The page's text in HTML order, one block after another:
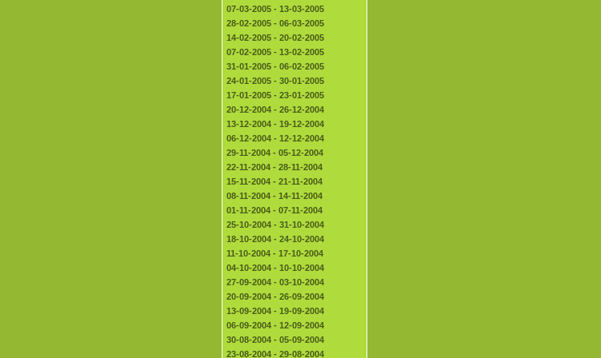
07-03-2005 - 13-03-2005
28-02-2005 - 06-03-2005
14-02-2005 - 20-02-2005
07-02-2005 - 13-02-2005
31-01-2005 - 06-02-2005
24-01-2005 - 30-01-2005
17-01-2005 - 23-01-2005
20-12-2004 - 26-12-2004
13-12-2004 - 19-12-2004
06-12-2004 - 12-12-2004
29-11-2004 - 05-12-2004
22-11-2004 - 28-11-2004
15-11-2004 - 21-11-2004
08-11-2004 - 14-11-2004
01-11-2004 - 07-11-2004
25-10-2004 - 31-10-2004
18-10-2004 - 24-10-2004
11-10-2004 - 17-10-2004
04-10-2004 - 10-10-2004
27-09-2004 - 03-10-2004
20-09-2004 - 26-09-2004
13-09-2004 - 19-09-2004
06-09-2004 - 12-09-2004
30-08-2004 - 05-09-2004
23-08-2004 - 29-08-2004